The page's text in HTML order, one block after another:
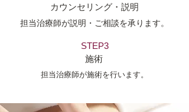
カウンセリング・説明
担当治療師が説明・ご相談を承ります。
STEP3
施術
担当治療師が施術を行います。